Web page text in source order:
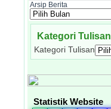
Arsip Berita
Kategori Tulisan
Kategori Tulisan
Statistik Website